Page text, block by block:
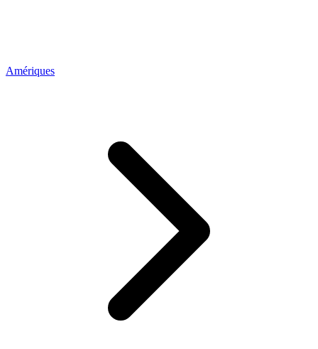
Amériques